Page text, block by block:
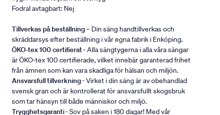
Fodral avtagbart: Nej
Tillverkas på beställning– Din säng handtillverkas och
skräddarsys efter beställning i vår egna fabrik i Enköping.
ÖKO-tex 100 certifierat- Alla sängtygerna i alla våra sängar
är ÖKO-tex 100 certifierade, vilket innebär garanterad frihet
från ämnen som kan vara skadliga för hälsan och miljön.
Ansvarsfull tillverkning- Virket i din säng är av obehandlad
svensk gran och är kontrollerat för ansvarsfullt skogsbruk
som tar hänsyn till både människor och miljö.
Trygghetsgaranti- Sov på saken i 180 dagar! Med vår